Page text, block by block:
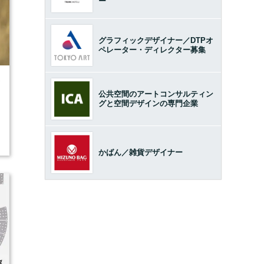
グラフィックデザイナー／DTPオ
ペレーター・ディレクター募集
公共空間のアートコンサルティン
グと空間デザインの専門企業
かばん／雑貨デザイナー